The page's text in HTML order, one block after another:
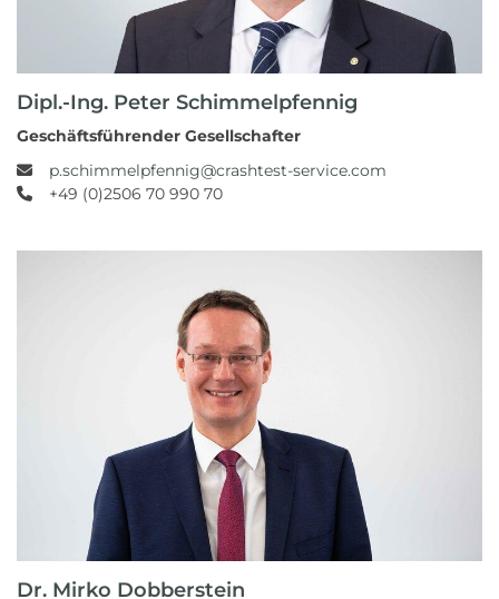
Dipl.-Ing. Peter Schimmelpfennig
Geschäftsführender Gesellschafter
p.schimmelpfennig@crashtest-service.com
+49 (0)2506 70 990 70
Dr. Mirko Dobberstein